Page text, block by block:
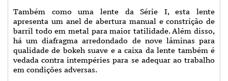
Também como uma lente da Série I, esta lente
apresenta um anel de abertura manual e constrição de
barril todo em metal para maior tatilidade. Além disso,
há um diafragma arredondado de nove lâminas para
qualidade de bokeh suave e a caixa da lente também é
vedada contra intempéries para se adequar ao trabalho
em condições adversas.